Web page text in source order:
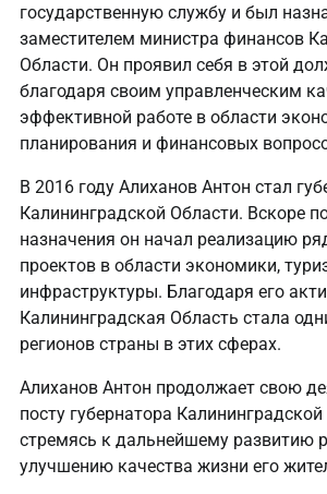
государственную службу и был
заместителем министра финансов
Области. Он проявил себя в этой
благодаря своим управленческим
эффективной работе в области
планирования и финансовых
В 2016 году Алиханов Антон стал
Калининградской Области. Вскоре
назначения он начал реализацию
проектов в области экономики,
инфраструктуры. Благодаря его
Калининградская Область стала
регионов страны в этих сферах.
Алиханов Антон продолжает свою
посту губернатора
стремясь к дальнейшему развитию
улучшению качества жизни его